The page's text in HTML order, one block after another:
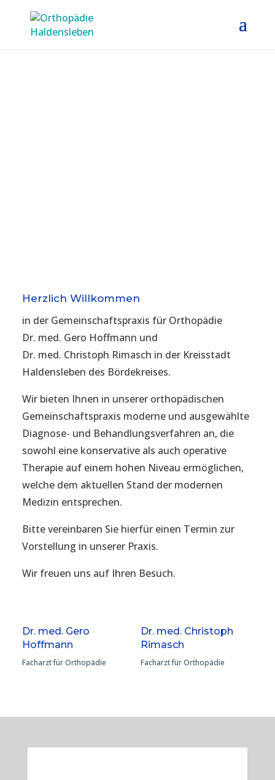
Herzlich Willkommen
in der Gemeinschaftspraxis für Orthopädie
Dr. med. Gero Hoffmann und
Dr. med. Christoph Rimasch in der Kreisstadt
Haldensleben des Bördekreises.
Wir bieten Ihnen in unserer orthopädischen
Gemeinschaftspraxis moderne und ausgewählte
Diagnose- und Behandlungsverfahren an, die
sowohl eine konservative als auch operative
Therapie auf einem hohen Niveau ermöglichen,
welche dem aktuellen Stand der modernen
Medizin entsprechen.
Bitte vereinbaren Sie hierfür einen Termin zur
Vorstellung in unserer Praxis.
Wir freuen uns auf Ihren Besuch.
Dr. med. Gero
Hoffmann
Facharzt für Orthopädie
Dr. med. Christoph
Rimasch
Facharzt für Orthopädie